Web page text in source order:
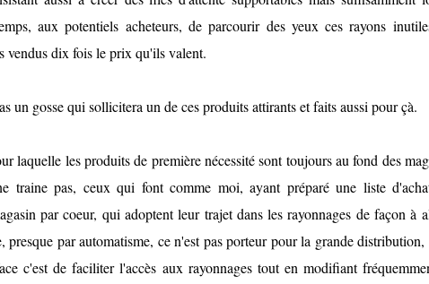
aux potentiels acheteurs, de parcourir des yeux ces rayons
vendus dix fois le prix qu'ils valent.
un gosse qui sollicitera un de ces produits attirants et faits aussi pour çà.
laquelle les produits de première nécessité sont toujours au fond des
traine pas, ceux qui font comme moi, ayant préparé une liste
par coeur, qui adoptent leur trajet dans les rayonnages de façon à
presque par automatisme, ce n'est pas porteur pour la grande
c'est de faciliter l'accès aux rayonnages tout en modifiant